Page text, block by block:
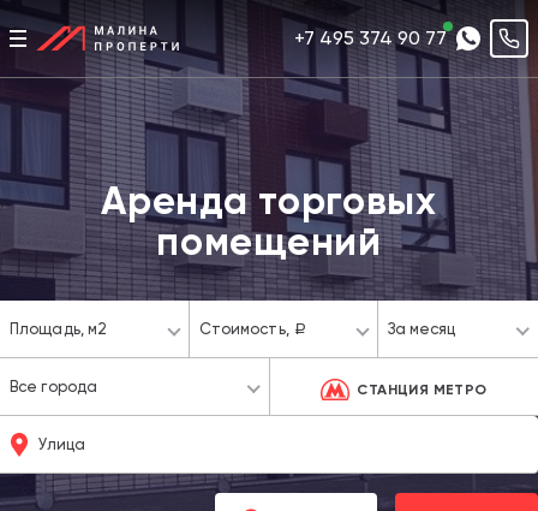
+7 495 374 90 77
Аренда торговых
помещений
Площадь,м2 Стоимость, a За месяц
Все города СТАНЦИЯ МЕТРО